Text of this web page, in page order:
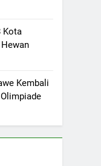
Kota
Kembali